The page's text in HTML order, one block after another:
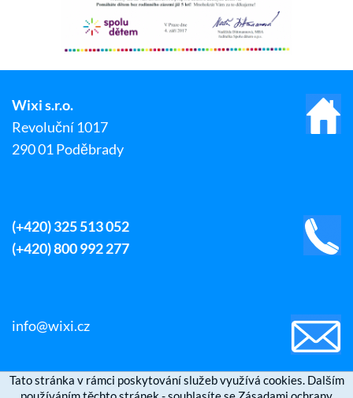
Wixi s.r.o.
Revoluční 1017
290 01 Poděbrady
(+420) 325 513 052
(+420) 800 992 277
info@wixi.cz
Tato stránka v rámci poskytování služeb využívá cookies. Dalším